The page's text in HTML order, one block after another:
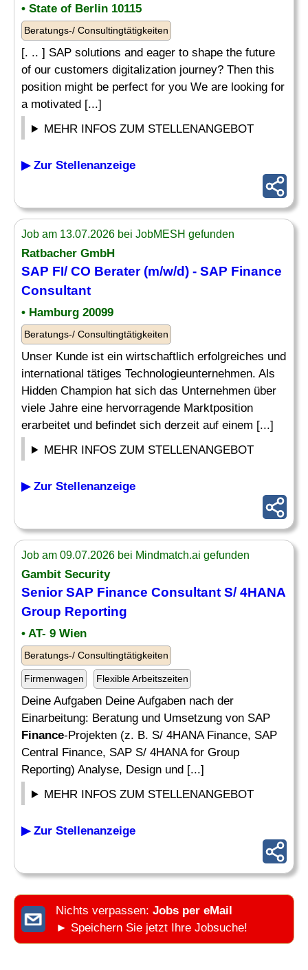
• State of Berlin 10115
Beratungs-/ Consultingtätigkeiten
[. .. ] SAP solutions and eager to shape the future
of our customers digitalization journey? Then this
position might be perfect for you We are looking for
a motivated [...]
MEHR INFOS ZUM STELLENANGEBOT
▶ Zur Stellenanzeige
Job am 13.07.2026 bei JobMESH gefunden
Ratbacher GmbH
SAP FI/ CO Berater (m/w/d) - SAP Finance
Consultant
• Hamburg 20099
Beratungs-/ Consultingtätigkeiten
Unser Kunde ist ein wirtschaftlich erfolgreiches und
international tätiges Technologieunternehmen. Als
Hidden Champion hat sich das Unternehmen über
viele Jahre eine hervorragende Marktposition
erarbeitet und befindet sich derzeit auf einem [...]
MEHR INFOS ZUM STELLENANGEBOT
▶ Zur Stellenanzeige
Job am 09.07.2026 bei Mindmatch.ai gefunden
Gambit Security
Senior SAP Finance Consultant S/ 4HANA
Group Reporting
• AT- 9 Wien
Beratungs-/ Consultingtätigkeiten
Firmenwagen Flexible Arbeitszeiten
Deine Aufgaben Deine Aufgaben nach der
Einarbeitung: Beratung und Umsetzung von SAP
Finance-Projekten (z. B. S/ 4HANA Finance, SAP
Central Finance, SAP S/ 4HANA for Group
Reporting) Analyse, Design und [...]
MEHR INFOS ZUM STELLENANGEBOT
▶ Zur Stellenanzeige
Nichts verpassen: Jobs per eMail
► Speichern Sie jetzt Ihre Jobsuche!